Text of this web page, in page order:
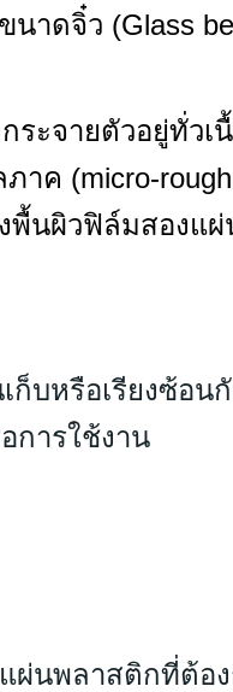
นาดจิ๋ว (Glass
ระจายตัวอยู่ทั่วเ
ค (micro-
พื้นผิวฟิล์มสองแ
ก็บหรือเรียงซ้อน
การใช้งาน
ผ่นพลาสติกที่ต้อ